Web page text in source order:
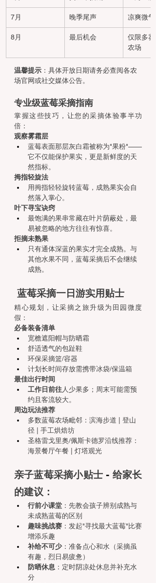
7月 晚季尾声 凉爽微气
8月 最后机会
仅限多雾
农场
温馨提示 ：具体开放日期请务必查阅各农
场官网或社交媒体公告。
专业级蓝莓采摘指南
掌握这些技巧，让您的采摘体验事半功
倍：
观察雾霜层
蓝莓表面那层灰白霜被称为"果粉"——
它不仅能保护果实，更是新鲜度的天
然指标。
拇指轻旋法
用拇指轻轻旋转蓝莓，成熟果实会自
然落入掌心。
叶下寻宝诀窍
最饱满的果串常藏在叶片荫蔽处，最
易被忽略的地方往往有惊喜。
拒摘未熟果
只有通体深蓝的果实才完全成熟。与
其他水果不同，蓝莓采摘后不会继续
成熟。
蓝莓采摘一日游实用贴士
精心规划，让采摘之旅升级为田园微度
假：
必备装备清单
宽檐遮阳帽与防晒霜
舒适透气的包趾鞋
环保采摘篮/容器
计划长时间存放需携带冰袋/保温箱
最佳出行时间
工作日前往人少果多；周末可能需预
约且客流较大。
周边玩法推荐
多数蓝莓农场毗邻：滨海步道 | 登山
径 | 手工烘焙坊
圣格雷戈里奥/佩斯卡德罗沿线推荐：
海景餐厅午餐 | 灯塔观光
亲子蓝莓采摘小贴士 - 给家长
的建议：
行前小课堂 ：先教会孩子辨别成熟与
未成熟蓝莓的区别
趣味挑战赛 ：发起"寻找最大蓝莓"比赛
增添乐趣
补给不可少：准备点心和水（采摘虽
有趣，烈日易疲惫）
防晒休息 ：定时阴凉处休息并补充水
分